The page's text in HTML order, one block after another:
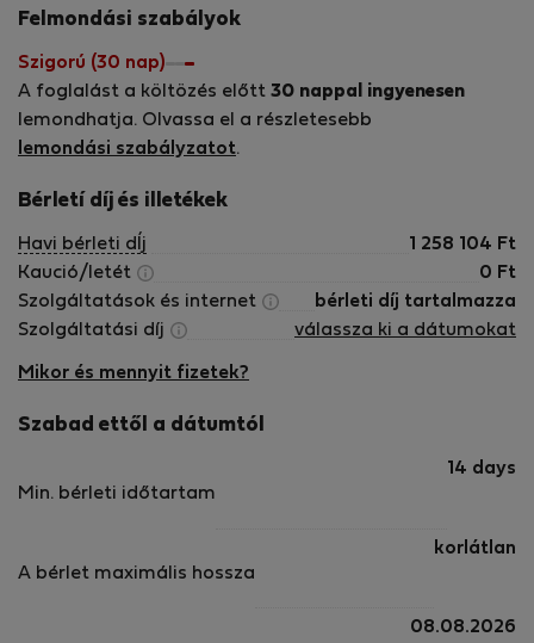
🔴 Tilos a bulizás és rendezvények szervezése
🔴 Tilos a dohányzás
🔴 Háziállatok nem engedélyezettek
Foglalja le még ma leedsi szállását, és élvezze a
rendelkező stúdiót, amely ideális üzleti utazásokhoz,
tanulmányutakhoz és városi kirándulásokhoz.
Felmondási szabályok
Szigorú (30 nap)
A foglalást a költözés előtt 30 nappal ingyenesen
lemondhatja. Olvassa el a részletesebb
lemondási szabályzatot.
Bérletí díj és illetékek
Havi bérleti dÍj 1 258 104 Ft
Kaució/letét
0 Ft
Szolgáltatások és internet
bérleti díj tartalmazza
Szolgáltatási díj
válassza ki a dátumokat
Mikor és mennyit fizetek?
Szabad ettől a dátumtól
Min. bérleti időtartam
14 days
A bérlet maximális hossza
korlátlan
08.08.2026